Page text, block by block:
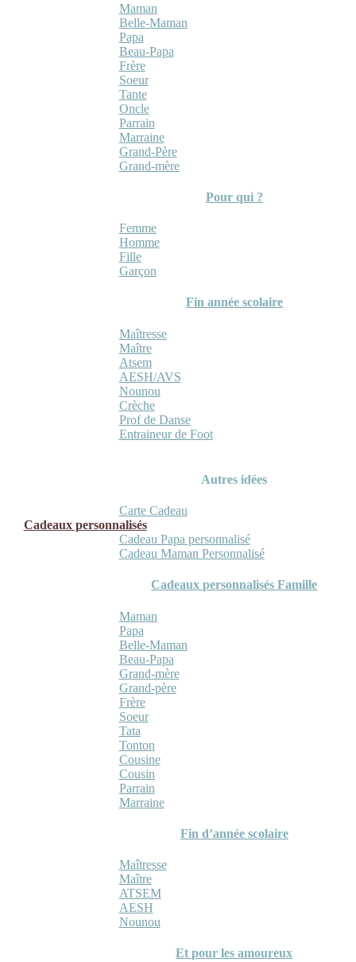
Maman
Belle-Maman
Papa
Beau-Papa
Frère
Soeur
Tante
Oncle
Parrain
Marraine
Grand-Père
Grand-mère
Pour qui ?
Femme
Homme
Fille
Garçon
Fin année scolaire
Maîtresse
Maître
Atsem
AESH/AVS
Nounou
Crèche
Prof de Danse
Entraineur de Foot
Autres idées
Carte Cadeau
Cadeaux personnalisés
Cadeau Papa personnalisé
Cadeau Maman Personnalisé
Cadeaux personnalisés Famille
Maman
Papa
Belle-Maman
Beau-Papa
Grand-mère
Grand-père
Frère
Soeur
Tata
Tonton
Cousine
Cousin
Parrain
Marraine
Fin d’année scolaire
Maîtresse
Maître
ATSEM
AESH
Nounou
Et pour les amoureux